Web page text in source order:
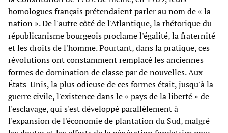
homologues français prétendaient parler au nom de « la
nation ». De l'autre côté de l'Atlantique, la rhétorique du
républicanisme bourgeois proclame l'égalité, la fraternité
et les droits de l'homme. Pourtant, dans la pratique, ces
révolutions ont constamment remplacé les anciennes
formes de domination de classe par de nouvelles. Aux
États-Unis, la plus odieuse de ces formes était, jusqu'à la
guerre civile, l'existence dans le « pays de la liberté » de
l'esclavage, qui s'est développé parallèlement à
l'expansion de l'économie de plantation du Sud, malgré